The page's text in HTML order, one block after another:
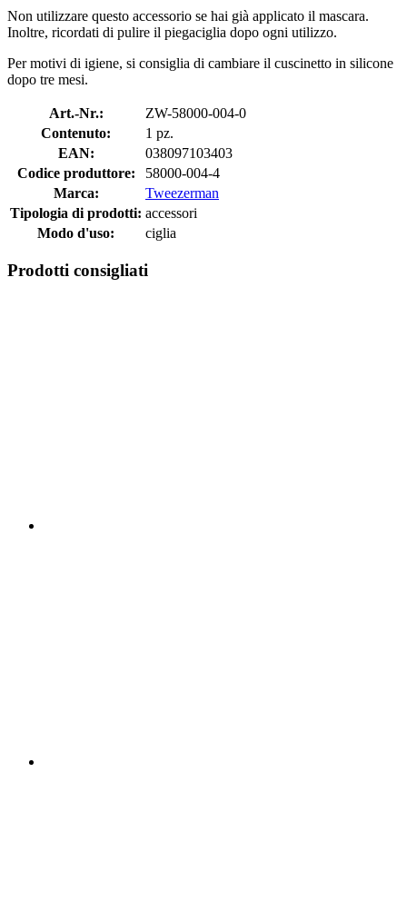
Non utilizzare questo accessorio se hai già applicato il mascara.
Inoltre, ricordati di pulire il piegaciglia dopo ogni utilizzo.
Per motivi di igiene, si consiglia di cambiare il cuscinetto in silicone
dopo tre mesi.
Art.-Nr.:
ZW-58000-004-0
Contenuto:
1 pz.
EAN:
038097103403
Codice produttore:
58000-004-4
Marca:
Tweezerman
Tipologia di prodotti: accessori
Modo d'uso:
ciglia
Prodotti consigliati